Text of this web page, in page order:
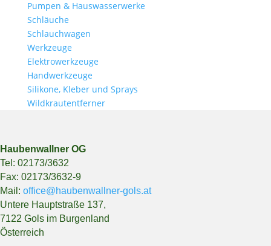
Pumpen & Hauswasserwerke
Schläuche
Schlauchwagen
Werkzeuge
Elektrowerkzeuge
Handwerkzeuge
Silikone, Kleber und Sprays
Wildkrautentferner
Haubenwallner OG
Tel: 02173/3632
Fax: 02173/3632-9
Mail: office@haubenwallner-gols.at
Untere Hauptstraße 137,
7122 Gols im Burgenland
Österreich